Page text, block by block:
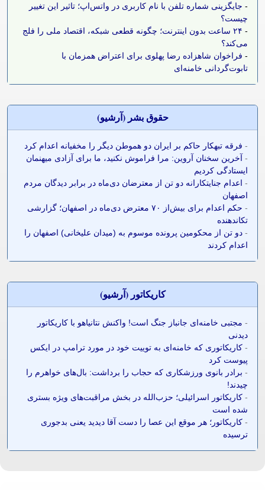
- جایگزینی شماره تلفن با نام کاربری در واتس‌اپ؛ تاثیر این تغییر
چیست؟
-
۲۴ ساعت بدون اینترنت؛ چگونه قطعی شبکه، اقتصاد ملی را فلج
می‌کند؟
- فراخوان شاهزاده رضا پهلوی برای اعتراض همزمان با
تابوت‌گردانی خامنه‌ای
حقوق بشر (آرشيو)
- فرقه تبهکار حاکم بر ایران دو هموطن دیگر را مخفیانه اعدام کرد
- آخرین سخنان آروین: مرا فراموش نکنید، ما برای آزادی میهنمان
ایستادگی کردیم
- اعدام جنایتکارانه دو تن از معترضان دی‌ماه در برابر دیدگان مردم
اصفهان
-
حکم اعدام برای بیش‌از ۷۰ معترض دی‌ماه در اصفهان؛ گزارشی
تکاندهنده
- دو تن از محکومین پرونده موسوم به (میدان علیخانی) اصفهان را
اعدام کردند
کاريکاتور (آرشيو)
- مجتبی خامنه‌ای جانباز جنگ است! واکنش نتانیاهو با کاریکاتور
دیدنی
- کاریکاتوری که خامنه‌ای به توییت خود در مورد ترامپ در ایکس
پیوست کرد
- برادر بانوی ورزشکاری که حجاب را برداشت: بال‌های خواهرم را
چیدند!
- کاریکاتور اسرائیلی؛ حزب‌الله در بخش مراقبت‌های ویژه بستری
شده است
- کاریکاتور؛ هر موقع این عصا را دست آقا دیدید یعنی بدجوری
ترسیده